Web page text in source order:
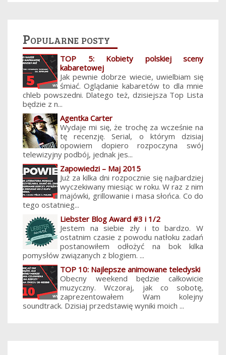
Popularne posty
TOP 5: Kobiety polskiej sceny
kabaretowej
Jak pewnie dobrze wiecie, uwielbiam się
śmiać. Oglądanie kabaretów to dla mnie
chleb powszedni. Dlatego też, dzisiejsza Top Lista
będzie z n...
Agentka Carter
Wydaje mi się, że trochę za wcześnie na
tę recenzję. Serial, o którym dzisiaj
opowiem dopiero rozpoczyna swój
telewizyjny podbój, jednak jes...
Zapowiedzi – Maj 2015
Już za kilka dni rozpocznie się najbardziej
wyczekiwany miesiąc w roku. W raz z nim
majówki, grillowanie i masa słońca. Co do
tego ostatnieg...
Liebster Blog Award #3 i 1/2
Jestem na siebie zły i to bardzo. W
ostatnim czasie z powodu natłoku zadań
postanowiłem odłożyć na bok kilka
pomysłów związanych z blogiem. ...
TOP 10: Najlepsze animowane teledyski
Obecny weekend będzie całkowicie
muzyczny. Wczoraj, jak co sobotę,
zaprezentowałem Wam kolejny
soundtrack. Dzisiaj przedstawię wyniki moich ...